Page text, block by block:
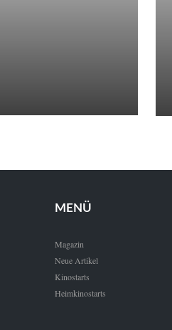
MENÜ
Magazin
Neue Artikel
Kinostarts
Heimkinostarts